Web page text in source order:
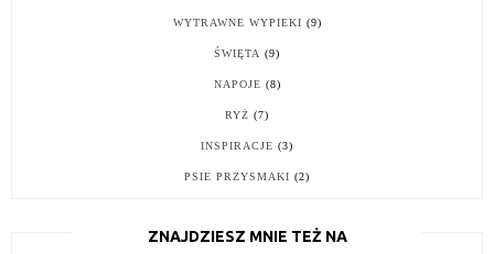
WYTRAWNE WYPIEKI (9)
ŚWIĘTA (9)
NAPOJE (8)
RYŻ (7)
INSPIRACJE (3)
PSIE PRZYSMAKI (2)
ZNAJDZIESZ MNIE TEŻ NA